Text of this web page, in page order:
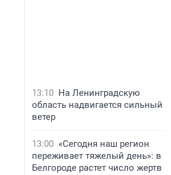
13:10 На Ленинградскую
область надвигается сильный
ветер
13:00 «Сегодня наш регион
переживает тяжелый день»: в
Белгороде растет число жертв